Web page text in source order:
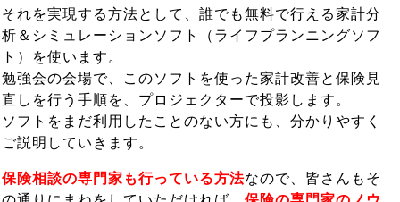
それを実現する方法として、誰でも無料で行える家計分
析＆シミュレーションソフト（ライフプランニングソフ
ト）を使います。
勉強会の会場で、このソフトを使った家計改善と保険見
直しを行う手順を、プロジェクターで投影します。
ソフトをまだ利用したことのない方にも、分かりやすく
ご説明していきます。
保険相談の専門家も行っている方法なので、皆さんもそ